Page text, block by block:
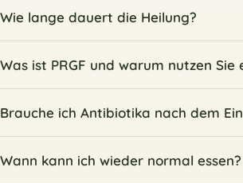
Wie lange dauert die Heilung?
Was ist PRGF und warum nutzen Sie
Brauche ich Antibiotika nach dem
Wann kann ich wieder normal essen?